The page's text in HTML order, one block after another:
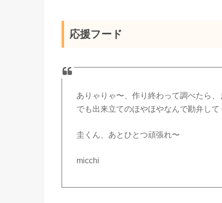
応援フード
ありゃりゃ〜、作り終わって調べたら
でも出来立てのほやほやなんで勘弁して
圭くん、あとひとつ頑張れ〜
micchi